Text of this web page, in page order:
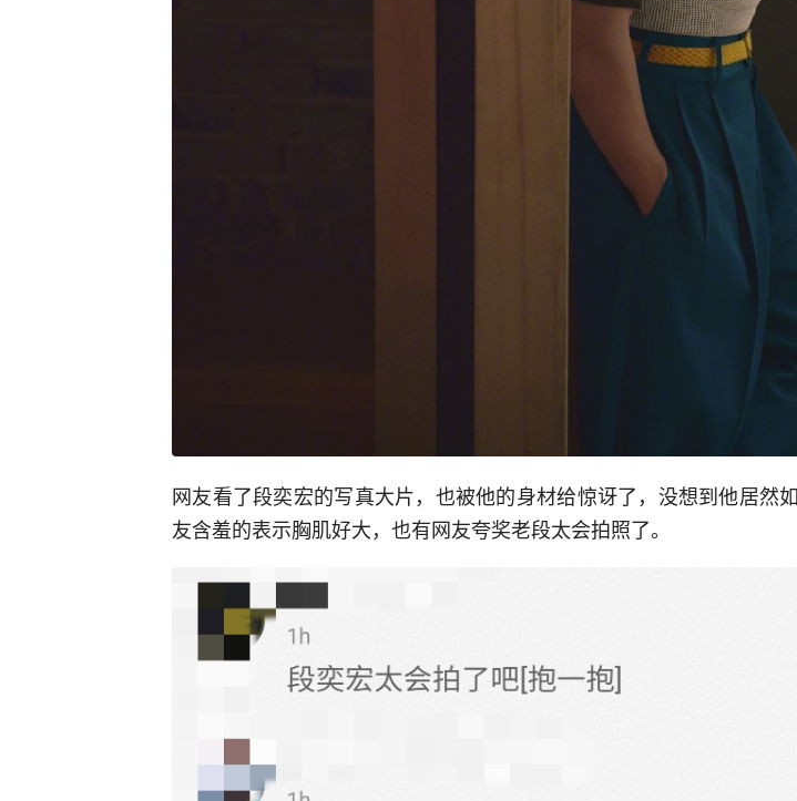
网友看了段奕宏的写真大片，也被他的身材给惊讶了，没想到他居然
友含羞的表示胸肌好大，也有网友夸奖老段太会拍照了。